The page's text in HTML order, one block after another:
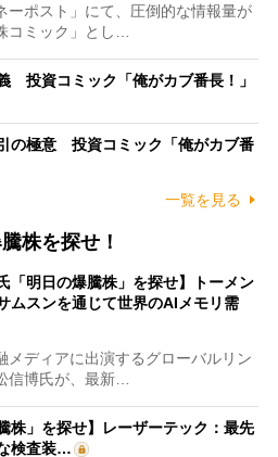
ポスト」にて、圧倒的な情報量が
コミック」とし…
投資コミック「俺がカブ番長！」
の極意 投資コミック「俺がカブ番
一覧を見る
株を探せ！
「明日の爆騰株」を探せ】トーメン
ムスンを通じて世界のAIメモリ需
ディアに出演するグローバルリン
信博氏が、最新…
株」を探せ】レーザーテック：最先
検査装…